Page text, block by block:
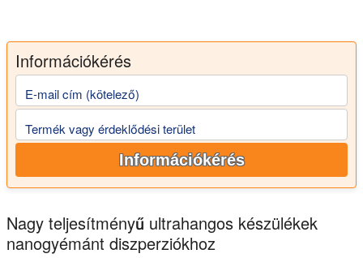
Információkérés
E-mail cím (kötelező)
Termék vagy érdeklődési terület
Információkérés
Nagy teljesítményű ultrahangos készülékek
nanogyémánt diszperziókhoz